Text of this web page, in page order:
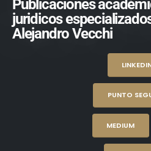
Publicaciones
juridicos
Alejandro Vecchi
PUNTO
MEDIUM